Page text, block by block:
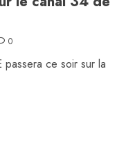
0
passera ce soir sur la